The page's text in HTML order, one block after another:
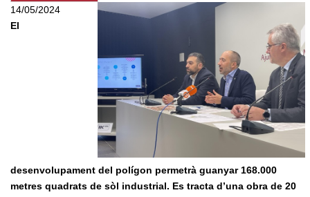
14/05/2024
El
desenvolupament del polígon permetrà guanyar 168.000
metres quadrats de sòl industrial. Es tracta d’una obra de 20